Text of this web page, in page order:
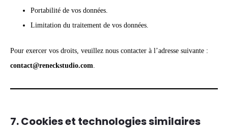
Portabilité de vos données.
Limitation du traitement de vos données.
Pour exercer vos droits, veuillez nous contacter à l’adresse suivante :
contact@reneckstudio.com.
7. Cookies et technologies similaires